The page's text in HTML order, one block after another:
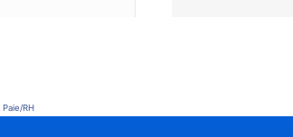
RH